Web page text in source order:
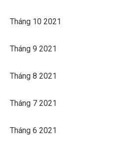
Tháng 10 2021
Tháng 9 2021
Tháng 8 2021
Tháng 7 2021
Tháng 6 2021